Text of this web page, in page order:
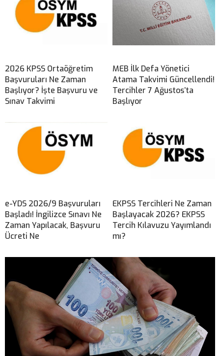
2026 KPSS Ortaöğretim
Başvuruları Ne Zaman
Başlıyor? İşte Başvuru ve
Sınav Takvimi
MEB İlk Defa Yönetici
Atama Takvimi Güncellendi!
Tercihler 7 Ağustos’ta
Başlıyor
e-YDS 2026/9 Başvuruları
Başladı! İngilizce Sınavı Ne
Zaman Yapılacak, Başvuru
Ücreti Ne
EKPSS Tercihleri Ne Zaman
Başlayacak 2026? EKPSS
Tercih Kılavuzu Yayımlandı
mı?